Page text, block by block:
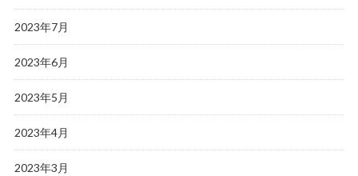
2023年7月
2023年6月
2023年5月
2023年4月
2023年3月